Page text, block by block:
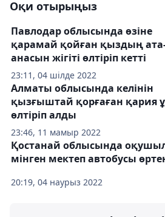
Оқи отырыңыз
23:11, 04 шілде 2022
Павлодар облысында өзіне
қарамай қойған қыздың
анасын жігіті өлтіріп кетті
23:46, 11 мамыр 2022
Алматы облысында келінін
қызғыштай қорғаған қария
өлтіріп алды
20:19, 04 наурыз 2022
Қостанай облысында
мінген мектеп автобусы